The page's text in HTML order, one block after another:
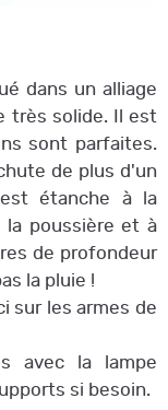
dans un alliage
très solide. Il est
sont parfaites.
de plus d'un
étanche à la
la poussière et à
de profondeur
la pluie !
sur les armes de
avec la lampe
si besoin.